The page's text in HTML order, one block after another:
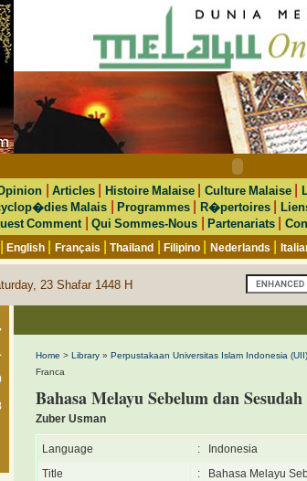
Articles| Histoire Malaise| Culture Malaise
Malais |Programmes R�pertoires|
Comment
Qui Sommes-Nous Partenariats
|English Français |Thailand |Filipino Nederlands
23 Shafar 1448 H
Home > Library » Perpustakaan Universitas Islam Indonesia
Franca
Bahasa Melayu Sebelum dan
Zuber Usman
Language :
Indonesia
Title
:
Bahasa Melayu